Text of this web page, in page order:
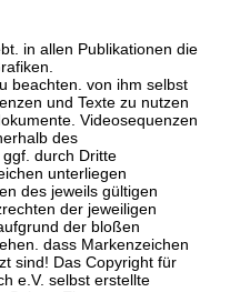
in allen Publikationen die
beachten. von ihm selbst
und Texte zu nutzen
Videosequenzen
des
durch Dritte
unterliegen
des jeweils gültigen
der jeweiligen
der bloßen
dass Markenzeichen
sind! Das Copyright für
e.V. selbst erstellte